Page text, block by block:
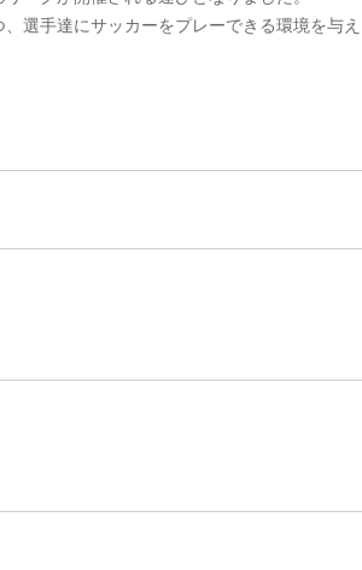
選手達にサッカーをプレーできる環境を与え